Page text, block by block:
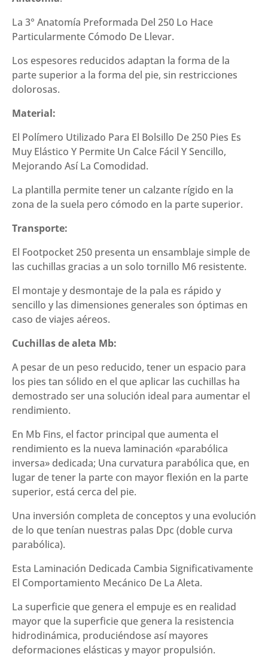
La 3° Anatomía Preformada Del 250 Lo Hace
Particularmente Cómodo De Llevar.
Los espesores reducidos adaptan la forma de la
parte superior a la forma del pie, sin restricciones
dolorosas.
Material:
El Polímero Utilizado Para El Bolsillo De 250 Pies Es
Muy Elástico Y Permite Un Calce Fácil Y Sencillo,
Mejorando Así La Comodidad.
La plantilla permite tener un calzante rígido en la
zona de la suela pero cómodo en la parte superior.
Transporte:
El Footpocket 250 presenta un ensamblaje simple de
las cuchillas gracias a un solo tornillo M6 resistente.
El montaje y desmontaje de la pala es rápido y
sencillo y las dimensiones generales son óptimas en
caso de viajes aéreos.
Cuchillas de aleta Mb:
A pesar de un peso reducido, tener un espacio para
los pies tan sólido en el que aplicar las cuchillas ha
demostrado ser una solución ideal para aumentar el
rendimiento.
En Mb Fins, el factor principal que aumenta el
rendimiento es la nueva laminación «parabólica
inversa» dedicada; Una curvatura parabólica que, en
lugar de tener la parte con mayor flexión en la parte
superior, está cerca del pie.
Una inversión completa de conceptos y una evolución
de lo que tenían nuestras palas Dpc (doble curva
parabólica).
Esta Laminación Dedicada Cambia Significativamente
El Comportamiento Mecánico De La Aleta.
La superficie que genera el empuje es en realidad
mayor que la superficie que genera la resistencia
hidrodinámica, produciéndose así mayores
deformaciones elásticas y mayor propulsión.